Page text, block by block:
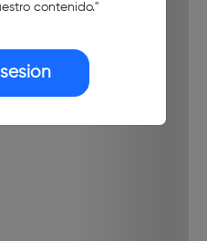
contenido."